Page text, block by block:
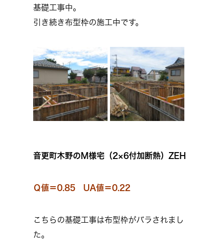
基礎工事中。
引き続き布型枠の施工中です。
音更町木野のM様宅（2×6付加断熱）ZEH
Ｑ値＝0.85 UA値＝0.22
こちらの基礎工事は布型枠がバラされまし
た。